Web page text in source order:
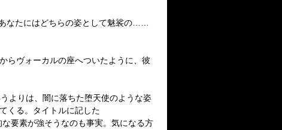
なたにはどちらの姿として魅裟の
らヴォーカルの座へついたように、彼
よりは、闇に落ちた堕天使のような姿
くる。タイトルに記した
要素が強そうなのも事実。気になる方